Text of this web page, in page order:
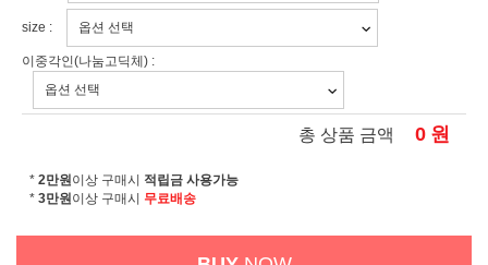
size :
이중각인(나눔고딕체) :
총 상품 금액 0 원
* 2만원이상 구매시 적립금 사용가능
* 3만원이상 구매시 무료배송